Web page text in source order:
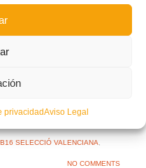
privacidadAviso Legal
SELECCIÓ VALENCIANA,
NO COMMENTS